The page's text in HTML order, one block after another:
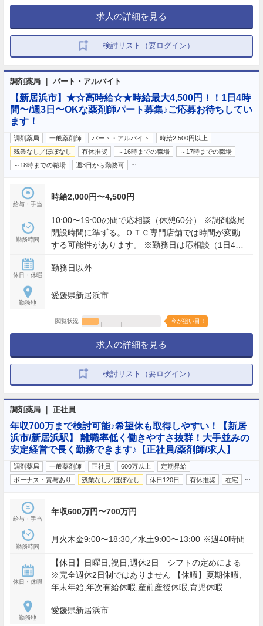
求人の詳細を見る
検討リスト（要ログイン）
調剤薬局 ｜ パート・アルバイト
【新居浜市】★☆高時給☆★時給最大4,500円！！1日4時
間〜/週3日〜OKな薬剤師パート募集♪ご応募お待ちしてい
ます！
調剤薬局 一般薬剤師 パート・アルバイト
時給2,500円以上
残業なし／ほぼなし
有休推奨 ～16時までの職場
～17時までの職場
～18時までの職場
週3日から勤務可
給与・手当
時給2,000円〜4,500円
勤務時間
10:00〜19:00の間で応相談（休憩60分） ※調剤薬局
開設時間に準ずる。ＯＴＣ専門店舗では時間が変動
する可能性があります。 ※勤務日は応相談（1日4時
休日・休暇
勤務日以外
勤務地
愛媛県新居浜市
閲覧状況 今が狙い目！
求人の詳細を見る
検討リスト（要ログイン）
調剤薬局 ｜ 正社員
年収700万まで検討可能♪希望休も取得しやすい！【新居
浜市/新居浜駅】 離職率低く働きやすさ抜群！大手並みの
安定経営で長く勤務できます♪【正社員/薬剤師/求人】
調剤薬局 一般薬剤師 正社員 600万以上
定期昇給
ボーナス・賞与あり
残業なし／ほぼなし 休日120日 有休推奨 在宅
給与・手当
年収600万円〜700万円
勤務時間
月火木金9:00〜18:30／水土9:00〜13:00 ※週40時間
休日・休暇
【休日】日曜日,祝日,週休2日 シフトの定めによる
※完全週休2日制ではありません 【休暇】夏期休暇,
年末年始,年次有給休暇,産前産後休暇,育児休暇
勤務地
愛媛県新居浜市